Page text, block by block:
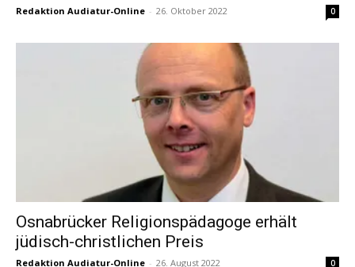
Redaktion Audiatur-Online - 26. Oktober 2022 0
Osnabrücker Religionspädagoge erhält
jüdisch-christlichen Preis
Redaktion Audiatur-Online - 26. August 2022 0